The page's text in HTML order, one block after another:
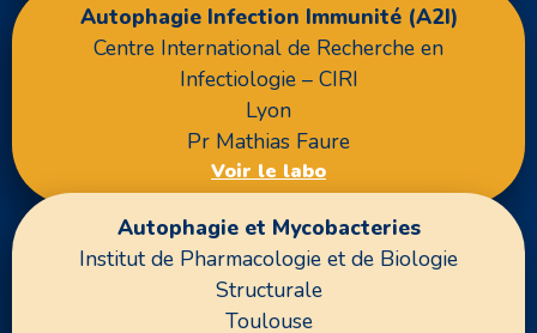
Autophagie Infection Immunité (A2I)
Centre International de Recherche en
Infectiologie – CIRI
Lyon
Pr Mathias Faure
Voir le labo
Autophagie et Mycobacteries
Institut de Pharmacologie et de Biologie
Structurale
Toulouse